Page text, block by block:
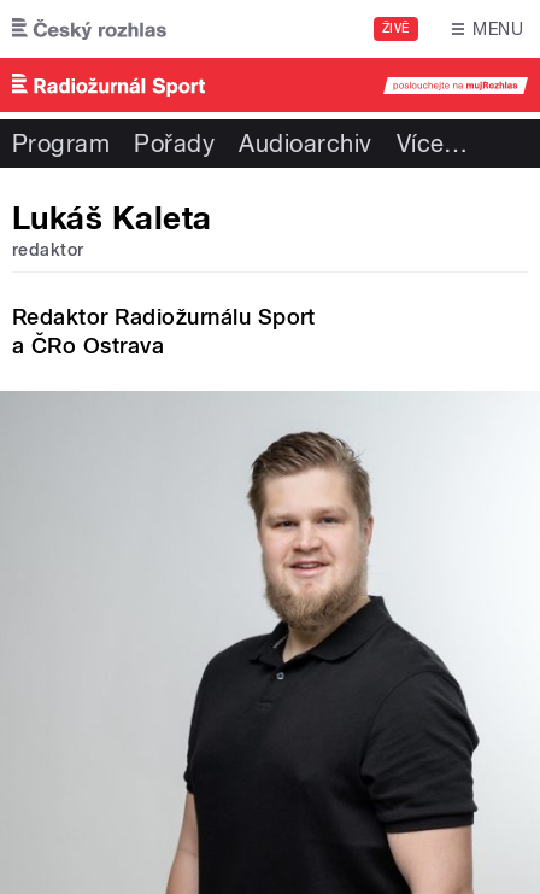
Přejít k hlavnímu obsahu
ŽIVĚ MENU
Program Pořady Audioarchiv Více…
Lukáš Kaleta
redaktor
Redaktor Radiožurnálu Sport
a ČRo Ostrava